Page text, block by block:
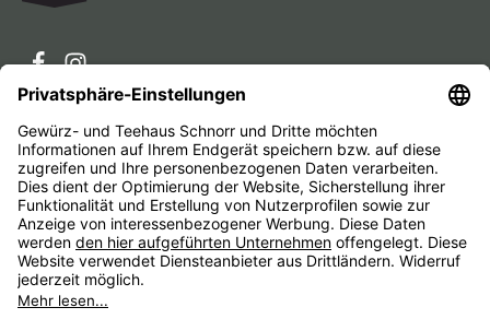
Service-Hotline
Service
Unternehmen
Alle Preise inkl. gesetzl. Mehrwertsteuer zzgl.